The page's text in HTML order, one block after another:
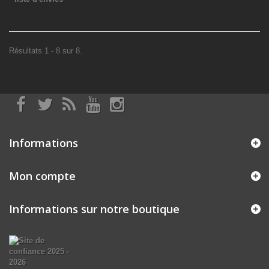
Résultats 1 - 8 sur 8.
Informations
Mon compte
Informations sur notre boutique